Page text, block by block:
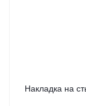
Накладка на